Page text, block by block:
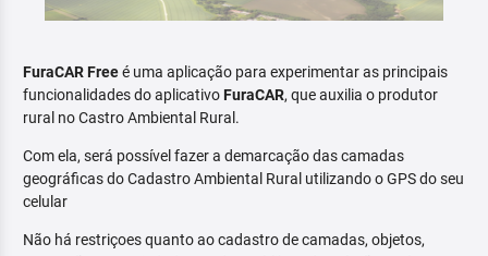
FuraCAR Freeé uma aplicação para experimentar as principais
funcionalidades do aplicativoFuraCAR, que auxilia o produtor
rural no Castro Ambiental Rural.
Com ela, será possível fazer a demarcação das camadas
geográficas do Cadastro Ambiental Rural utilizando o GPS do seu
celular
Não há restriçoes quanto ao cadastro de camadas, objetos,